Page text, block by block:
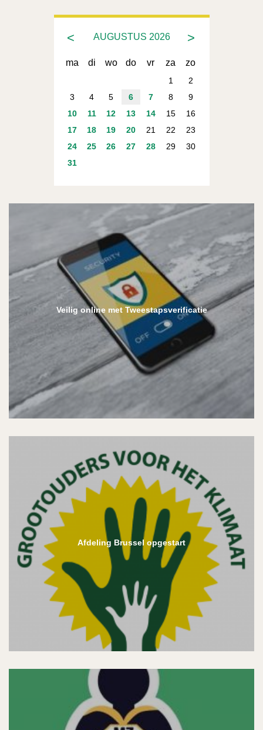
< >
AUGUSTUS 2026
ma di wo do vr za zo
1
2
3
4 5 6 7 8
9
10
11 12 13 14 15
16
17
18 19 20 21 22
23
24
25 26 27 28 29
30
31
Veilig online met Tweestapsverificatie
Afdeling Brussel opgestart